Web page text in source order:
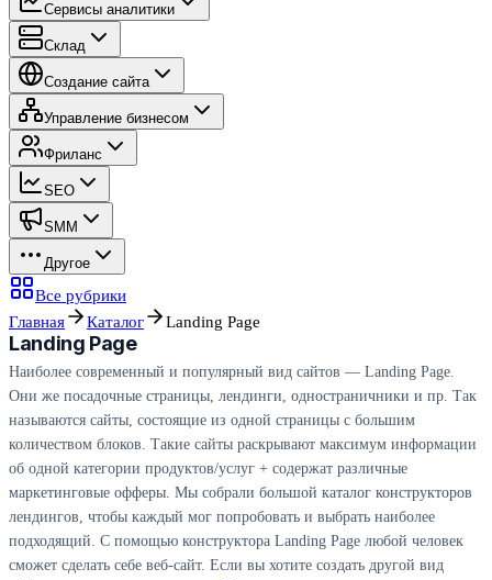
Сервисы аналитики
Склад
Создание сайта
Управление бизнесом
Фриланс
SEO
SMM
Другое
Все рубрики
Главная
Каталог Landing Page
Landing Page
Наиболее современный и популярный вид сайтов — Landing Page.
Они же посадочные страницы, лендинги, одностраничники и пр. Так
называются сайты, состоящие из одной страницы с большим
количеством блоков. Такие сайты раскрывают максимум информации
об одной категории продуктов/услуг + содержат различные
маркетинговые офферы. Мы собрали большой каталог конструкторов
лендингов, чтобы каждый мог попробовать и выбрать наиболее
подходящий. С помощью конструктора Landing Page любой человек
сможет сделать себе веб-сайт. Если вы хотите создать другой вид